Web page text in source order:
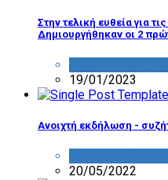
Στην τελική ευθεία για
Δημιουργήθηκαν οι 2
19/01/2023
Ανοιχτή εκδήλωση -
20/05/2022